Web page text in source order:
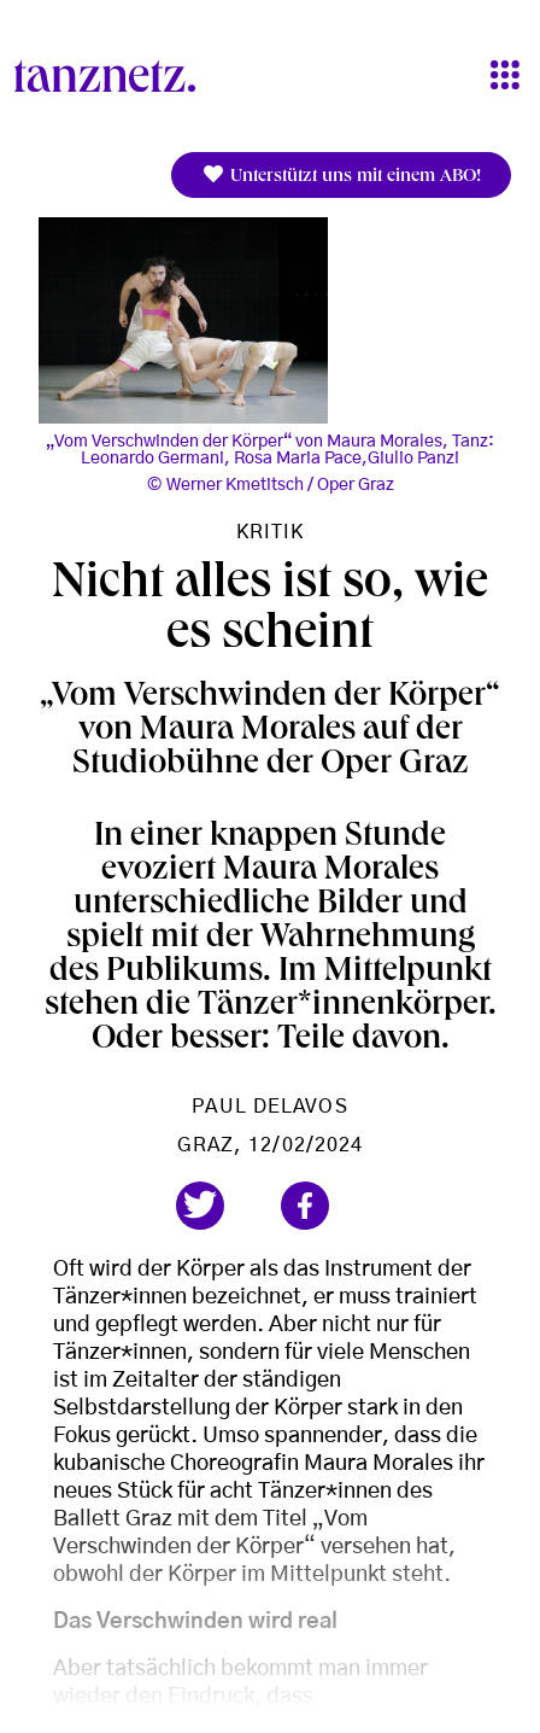
Unterstützt uns mit einem ABO!
„Vom Verschwinden der Körper“ von Maura Morales, Tanz:
Leonardo Germani, Rosa Maria Pace,Giulio Panzi
Werner Kmetitsch / Oper Graz
KRITIK
Nicht alles ist so, wie
es scheint
„Vom Verschwinden der Körper“
von Maura Morales auf der
Studiobühne der Oper Graz
In einer knappen Stunde
evoziert Maura Morales
unterschiedliche Bilder und
spielt mit der Wahrnehmung
des Publikums. Im Mittelpunkt
stehen die Tänzer*innenkörper.
Oder besser: Teile davon.
PAUL DELAVOS
GRAZ , 12/02/2024
Oft wird der Körper als das Instrument der
Tänzer*innen bezeichnet, er muss trainiert
und gepflegt werden. Aber nicht nur für
Tänzer*innen, sondern für viele Menschen
ist im Zeitalter der ständigen
Selbstdarstellung der Körper stark in den
Fokus gerückt. Umso spannender, dass die
kubanische Choreografin Maura Morales ihr
neues Stück für acht Tänzer*innen des
Ballett Graz mit dem Titel „Vom
Verschwinden der Körper“ versehen hat,
obwohl der Körper im Mittelpunkt steht.
Das Verschwinden wird real
Aber tatsächlich bekommt man immer
wieder den Eindruck, dass